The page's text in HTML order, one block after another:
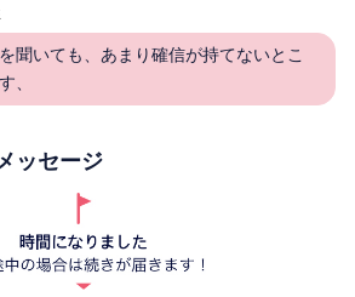
聞いても、あまり確信が持てないとこ
、
ッセージ